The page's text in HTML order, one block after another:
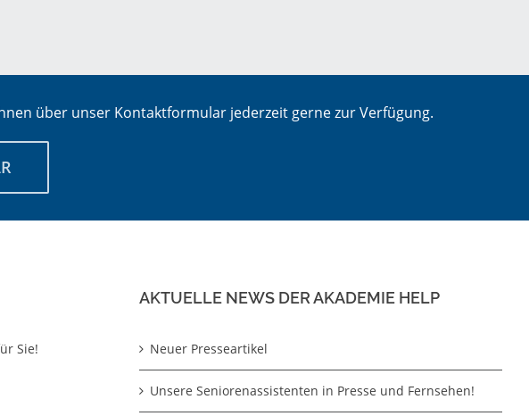
über unser Kontaktformular jederzeit gerne zur Verfügung.
Sie!
AKTUELLE NEWS DER AKADEMIE HELP
Neuer Presseartikel
Unsere Seniorenassistenten in Presse und Fernsehen!